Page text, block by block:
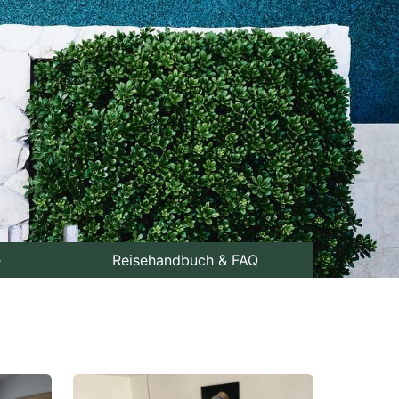
Reisehandbuch & FAQ